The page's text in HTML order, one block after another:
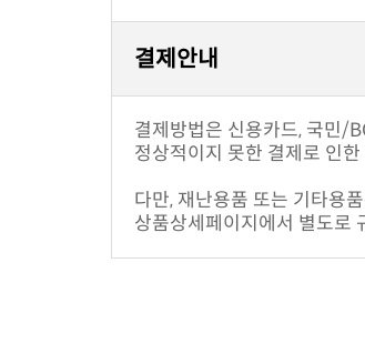
결제안내
결제방법은 신용카드, 국민/
정상적이지 못한 결제로 인
다만, 재난용품 또는 기타용
상품상세페이지에서 별도로